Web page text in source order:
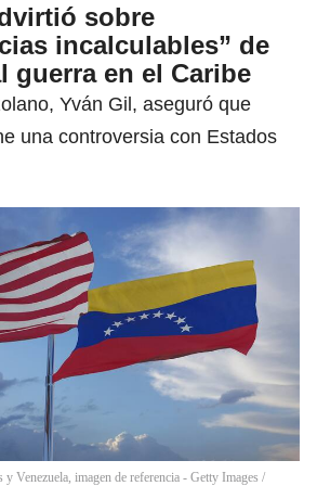
sobre
incalculables” de
guerra en el Caribe
Yván Gil, aseguró que
una controversia con Estados
Venezuela, imagen de referencia - Getty Images /